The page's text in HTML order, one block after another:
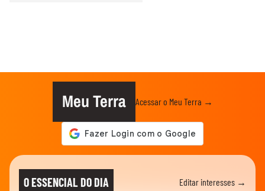
Meu Terra Acessar o Meu Terra →
O ESSENCIAL DO DIA Editar interesses →